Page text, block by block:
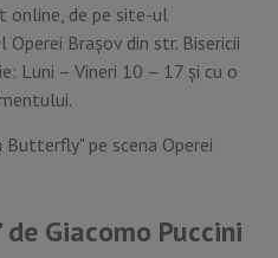
online, de pe site-ul
Operei Brașov din str. Bisericii
Luni – Vineri 10 – 17 și cu o
Giacomo Puccini